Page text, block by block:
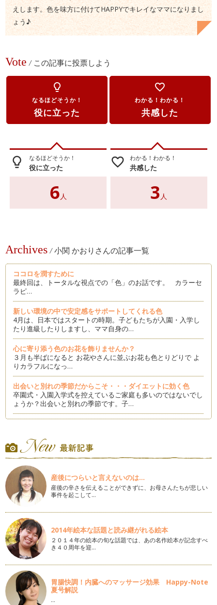
えします。色を味方に付けてHAPPYでキレイなママになりまし
ょう♪
Vote / この記事に投票しよう
lightbulb_outline
なるほどそうか！
役に立った
favorite_border
わかる！わかる！
共感した
lightbulb_outline なるほどそうか！
役に立った
6 人
favorite_border わかる！わかる！
共感した
3 人
Archives / 小関 かおりさんの記事一覧
ココロを潤すために
最終回は、トータルな視点での「色」のお話です。 カラーセ
ラピ…
新しい環境の中で安定感をサポートしてくれる色
4月は、日本ではスタートの時期。子どもたちが入園・入学し
たり進級したりしますし、ママ自身の…
心に寄り添う色のお花を飾りませんか？
３月も半ばになると お花やさんに並ぶお花も色とりどりで よ
りカラフルになっ…
出会いと別れの季節だからこそ・・・ダイエットに効く色
卒園式・入園入学式を控えているご家庭も多いのではないでし
ょうか？出会いと別れの季節です。子…
物ですから大人だって子どもだって誰…
バレンタインのチョコ♡ラッピングのカラー効果
２月になると…街やお店のあちこちでバレンタインコーナーが
出ていますね。 …
新しい一年のスタートを「白」のチカラで
2015年がスタートしましたね！本年もどうぞよろしくお願い
いたします。 新しい年に…
今年を「色」で表すと？
2014年最後の記事ですね。 年末になるとニュースなどで
「今…
今年のクリスマスのテーマカラーは
いよいよ12月！街のディスプレイは、年々忙しくなっていて
ハロウィーンの翌日にはクリスマスツ…
産後につらいと言えないのは...
産後の辛さを伝えることができずに、お母さんたちが悲しい
事件を起こして…
2014年絵本な話題と読み継がれる絵本
２０１４年の絵本の旬な話題では、あの名作絵本が記念すべ
き４０周年を迎…
胃腸快調！内臓へのマッサージ効果 Happy-Note
夏号解説
…